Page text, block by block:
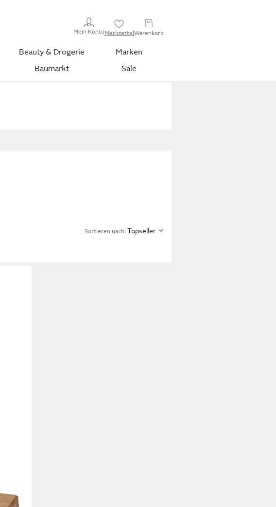
Mein KontoMerkzettelWarenkorb
Beauty & Drogerie
Marken
Baumarkt Sale
Sortieren nach: Topseller